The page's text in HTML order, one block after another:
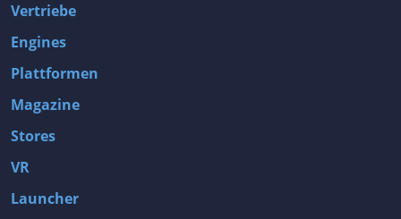
Vertriebe
Engines
Plattformen
Magazine
Stores
VR
Launcher